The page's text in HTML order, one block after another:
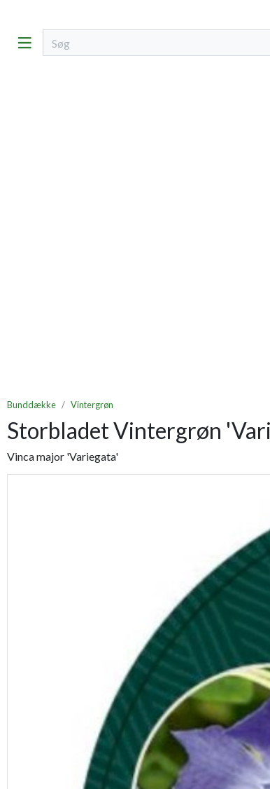
Bunddække Vintergrøn
Storbladet Vintergrøn
Vinca major 'Variegata'